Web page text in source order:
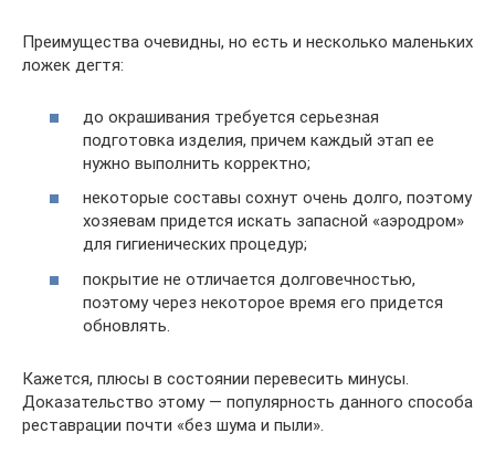
Преимущества очевидны, но есть и несколько маленьких
ложек дегтя:
до окрашивания требуется серьезная
подготовка изделия, причем каждый этап ее
нужно выполнить корректно;
некоторые составы сохнут очень долго, поэтому
хозяевам придется искать запасной «аэродром»
для гигиенических процедур;
покрытие не отличается долговечностью,
поэтому через некоторое время его придется
обновлять.
Кажется, плюсы в состоянии перевесить минусы.
Доказательство этому — популярность данного способа
реставрации почти «без шума и пыли».